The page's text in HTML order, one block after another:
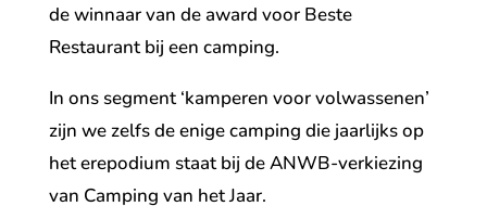
de winnaar van de award voor Beste
Restaurant bij een camping.
In ons segment ‘kamperen voor volwassenen’
zijn we zelfs de enige camping die jaarlijks op
het erepodium staat bij de ANWB-verkiezing
van Camping van het Jaar.